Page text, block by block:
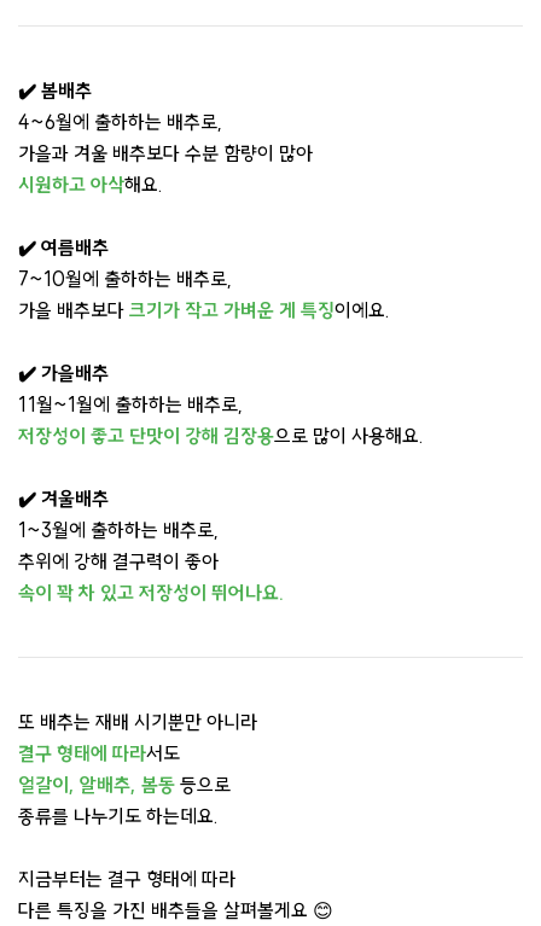
✔️ 봄배추
4~6월에 출하하는 배추로,
가을과 겨울 배추보다 수분 함량이 많아
시원하고 아삭해요.
✔️ 여름배추
7~10월에 출하하는 배추로,
가을 배추보다 크기가 작고 가벼운 게 특징이에요.
✔️ 가을배추
11월~1월에 출하하는 배추로,
저장성이 좋고 단맛이 강해 김장용으로 많이 사용해요.
✔️ 겨울배추
1~3월에 출하하는 배추로,
추위에 강해 결구력이 좋아
속이 꽉 차 있고 저장성이 뛰어나요.
또 배추는 재배 시기뿐만 아니라
결구 형태에 따라서도
얼갈이, 알배추, 봄동 등으로
종류를 나누기도 하는데요.
지금부터는 결구 형태에 따라
다른 특징을 가진 배추들을 살펴볼게요 😊